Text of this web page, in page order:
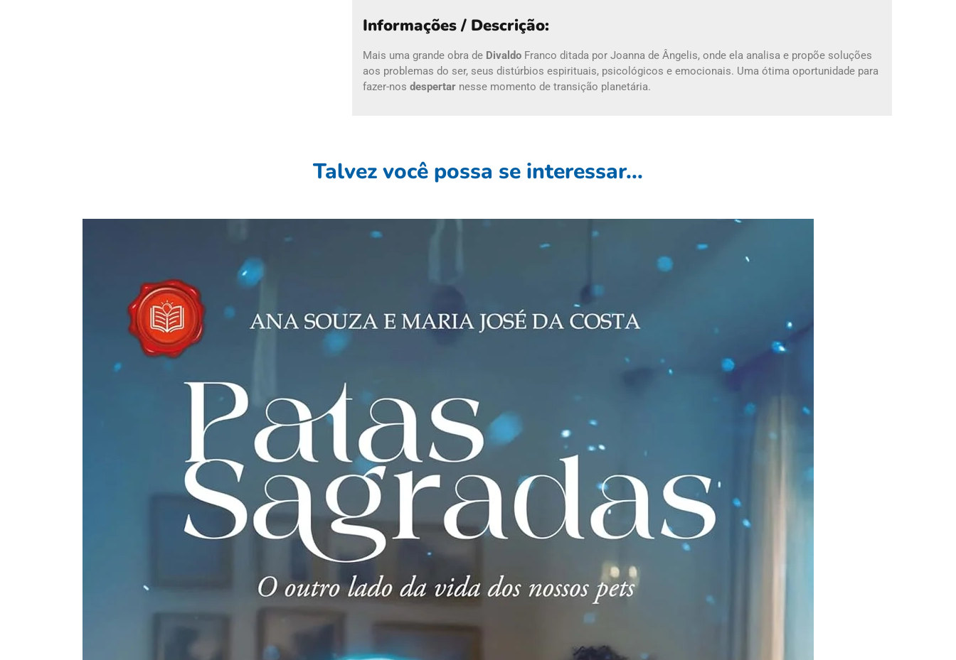
Informações / Descrição:
Mais uma grande obra de Divaldo Franco ditada por Joanna de Ângelis, onde ela analisa e propõe soluções
aos problemas do ser, seus distúrbios espirituais, psicológicos e emocionais. Uma ótima oportunidade para
fazer-nosdespertar nesse momento de transição planetária.
Talvez você possa se interessar...